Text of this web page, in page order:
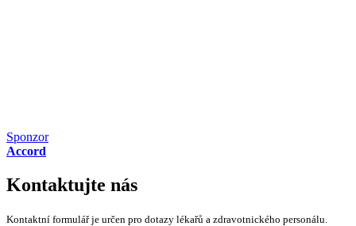
Sponzor
Accord
Kontaktujte nás
Kontaktní formulář je určen pro dotazy lékařů a zdravotnického personálu.